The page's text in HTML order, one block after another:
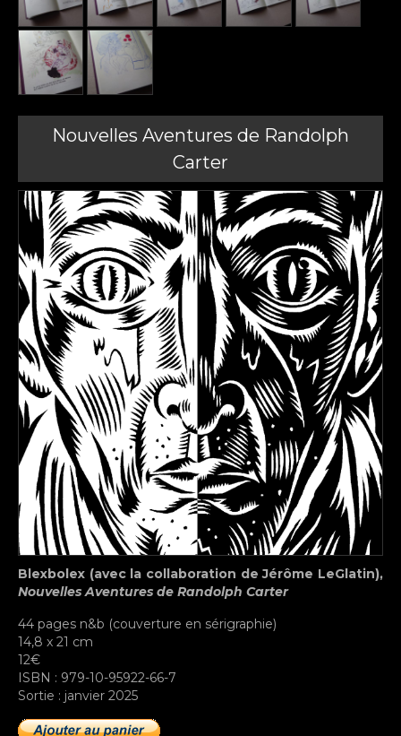
Nouvelles Aventures de Randolph
Carter
Blexbolex (avec la collaboration de Jérôme LeGlatin),
Nouvelles Aventures de Randolph Carter
44 pages n&b (couverture en sérigraphie)
14,8 x 21 cm
12€
ISBN : 979-10-95922-66-7
Sortie : janvier 2025